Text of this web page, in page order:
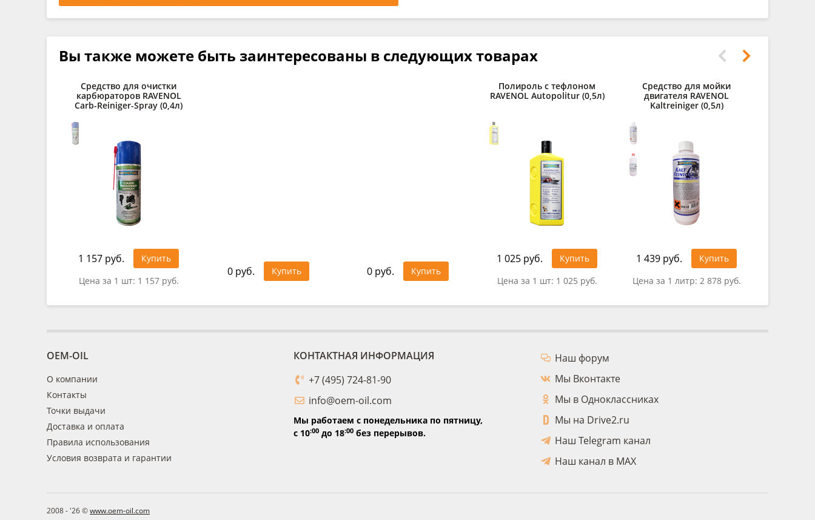
Вы также можете быть заинтересованы в следующих товарах
Средство для очистки
карбюраторов RAVENOL
Carb-Reiniger-Spray (0,4л)
1 157 руб.
Купить
Цена за 1 шт: 1 157 руб.
0 руб. Купить 0 руб. Купить
Полироль с тефлоном
RAVENOL Autopolitur (0,5л)
1 025 руб.
Купить
Цена за 1 шт: 1 025 руб.
Средство для мойки
двигателя RAVENOL
Kaltreiniger (0,5л)
1 439 руб.
Купить
Цена за 1 литр: 2 878 руб.
OEM-OIL
О компании
Контакты
Точки выдачи
Доставка и оплата
Правила использования
Условия возврата и гарантии
КОНТАКТНАЯ ИНФОРМАЦИЯ
+7 (495) 724-81-90
info@oem-oil.com
Мы работаем с понедельника по пятницу,
с 10:00до 18:00без перерывов.
Наш форум
Мы Вконтакте
Мы в Одноклассниках
Мы на Drive2.ru
Наш Telegram канал
Наш канал в MAX
2008 - '26 ©www.oem-oil.com